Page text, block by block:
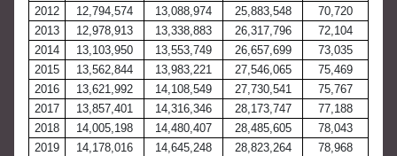
2012
12,794,574 13,088,974 25,883,548
70,720
2013
12,978,913 13,338,883 26,317,796
72,104
2014
13,103,950 13,553,749 26,657,699
73,035
2015
13,562,844 13,983,221 27,546,065
75,469
2016
13,621,992 14,108,549 27,730,541
75,767
2017
13,857,401 14,316,346 28,173,747
77,188
2018
14,005,198 14,480,407 28,485,605
78,043
2019
14,178,016 14,645,248 28,823,264 78,968